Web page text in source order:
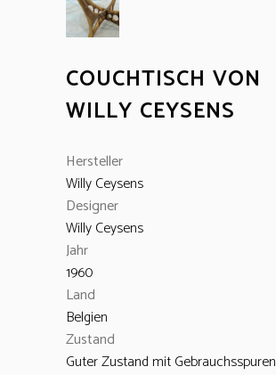
COUCHTISCH VON
WILLY CEYSENS
Hersteller
Willy Ceysens
Designer
Willy Ceysens
Jahr
1960
Land
Belgien
Zustand
Guter Zustand mit Gebrauchsspuren